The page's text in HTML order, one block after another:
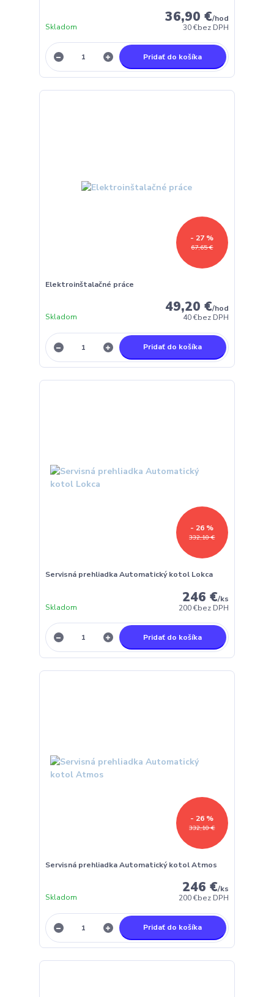
36,90 €/hod
30 €bez DPH
Skladom
Pridať do košíka
67,65 €
- 27 %
Elektroinštalačné práce
49,20 €/hod
40 €bez DPH
Skladom
Pridať do košíka
332,10 €
- 26 %
Servisná prehliadka Automatický kotol Lokca
246 €/ks
200 €bez DPH
Skladom
Pridať do košíka
332,10 €
- 26 %
Servisná prehliadka Automatický kotol Atmos
246 €/ks
200 €bez DPH
Skladom
Pridať do košíka